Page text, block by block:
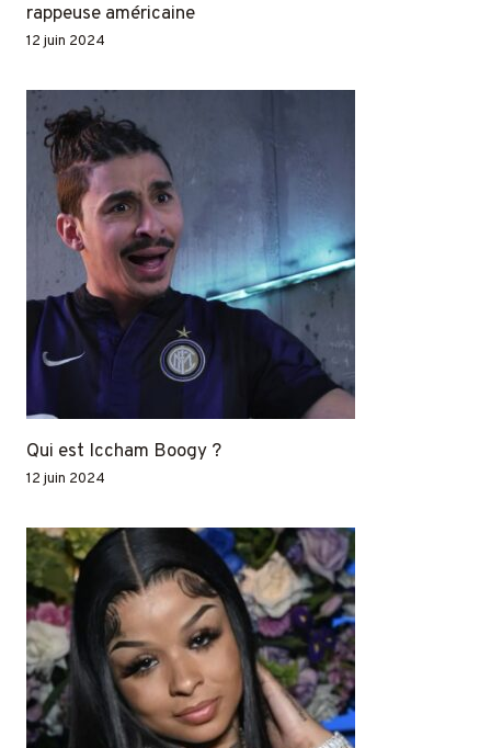
rappeuse américaine
12 juin 2024
Qui est Iccham Boogy ?
12 juin 2024